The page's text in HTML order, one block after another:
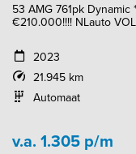
53 AMG 761pk
€210.000!!!! NLauto
2023
21.945 km
Automaat
v.a. 1.305 p/m